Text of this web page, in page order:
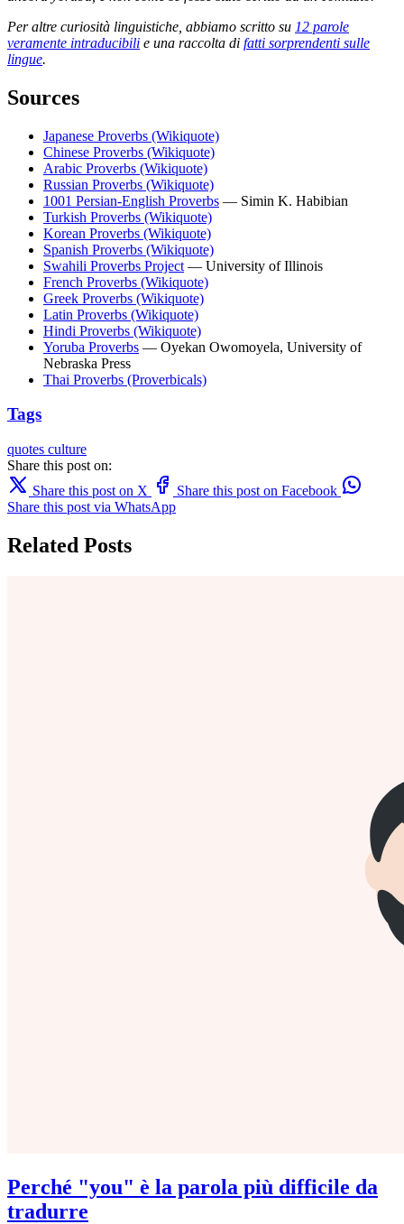
Per altre curiosità linguistiche, abbiamo scritto su 12 parole
veramente intraducibili e una raccolta di fatti sorprendenti sulle
lingue.
Sources
Japanese Proverbs (Wikiquote)
Chinese Proverbs (Wikiquote)
Arabic Proverbs (Wikiquote)
Russian Proverbs (Wikiquote)
1001 Persian-English Proverbs — Simin K. Habibian
Turkish Proverbs (Wikiquote)
Korean Proverbs (Wikiquote)
Spanish Proverbs (Wikiquote)
Swahili Proverbs Project — University of Illinois
French Proverbs (Wikiquote)
Greek Proverbs (Wikiquote)
Latin Proverbs (Wikiquote)
Hindi Proverbs (Wikiquote)
Yoruba Proverbs — Oyekan Owomoyela, University of
Nebraska Press
Thai Proverbs (Proverbicals)
Tags
quotes culture
Share this post on:
Share this post on X
Share this post on Facebook
Share this post via WhatsApp
Related Posts
Perché "you" è la parola più difficile da
tradurre